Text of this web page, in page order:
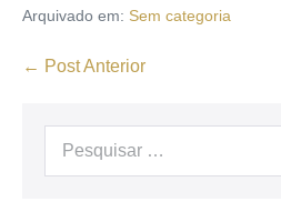
Arquivado em: Sem categoria
← Post Anterior